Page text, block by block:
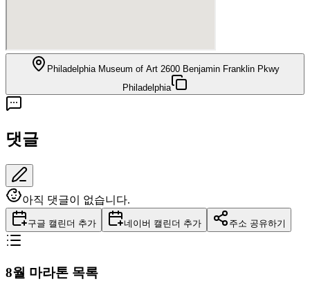
Philadelphia Museum of Art 2600 Benjamin Franklin Pkwy
Philadelphia
댓글
아직 댓글이 없습니다.
구글 캘린더 추가 네이버 캘린더 추가 주소 공유하기
8월 마라톤 목록